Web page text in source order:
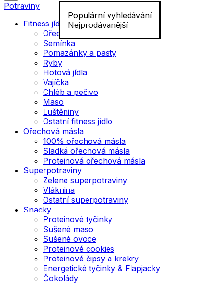
Populární vyhledávání
Nejprodávanější
Potraviny
Fitness jídlo
Ořechy
Semínka
Pomazánky a pasty
Ryby
Hotová jídla
Vajíčka
Chléb a pečivo
Maso
Luštěniny
Ostatní fitness jídlo
Ořechová másla
100% ořechová másla
Sladká ořechová másla
Proteinová ořechová másla
Superpotraviny
Zelené superpotraviny
Vláknina
Ostatní superpotraviny
Snacky
Proteinové tyčinky
Sušené maso
Sušené ovoce
Proteinové cookies
Proteinové čipsy a krekry
Energetické tyčinky & Flapjacky
Čokolády